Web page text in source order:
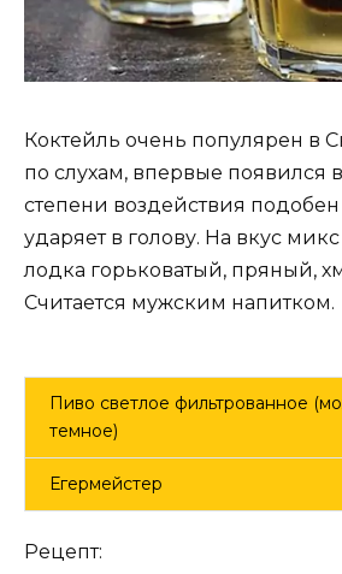
Коктейль очень популярен в
по слухам, впервые
степени воздействия
ударяет в голову. На вкус
лодка горьковатый, пряный,
Считается мужским напитком.
Пиво светлое фильтрованное
темное)
Егермейстер
Рецепт: